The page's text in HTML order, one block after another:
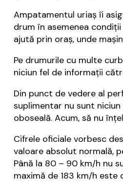
Ampatamentul uriaș îi
drum în asemenea
ajută prin oraș, unde
Pe drumurile cu multe
niciun fel de informații
Din punct de vedere al
suplimentar nu sunt
oboseală. Acum, să nu
Cifrele oficiale vorbesc
valoare absolut normală,
Până la 80 – 90 km/h nu
maximă de 183 km/h este